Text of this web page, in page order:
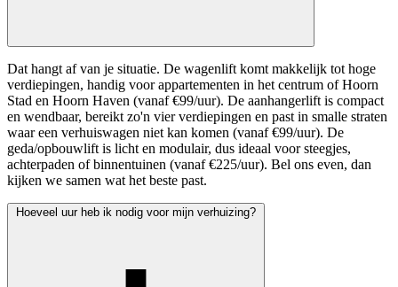
Dat hangt af van je situatie. De wagenlift komt makkelijk tot hoge
verdiepingen, handig voor appartementen in het centrum of Hoorn
Stad en Hoorn Haven (vanaf €99/uur). De aanhangerlift is compact
en wendbaar, bereikt zo'n vier verdiepingen en past in smalle straten
waar een verhuiswagen niet kan komen (vanaf €99/uur). De
geda/opbouwlift is licht en modulair, dus ideaal voor steegjes,
achterpaden of binnentuinen (vanaf €225/uur). Bel ons even, dan
kijken we samen wat het beste past.
Hoeveel uur heb ik nodig voor mijn verhuizing?